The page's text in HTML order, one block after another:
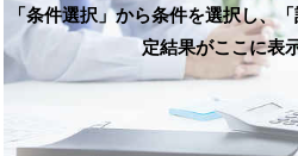
「条件選択」から条件を選択し、
定結果がここに表